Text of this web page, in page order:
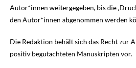
Autor*innen weitergegeben, bis die
den Autor*innen abgenommen werden
Die Redaktion behält sich das Recht zur
positiv begutachteten Manuskripten vor.